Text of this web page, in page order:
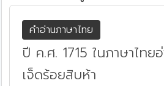
คำอ่านภาษาไทย
ปี ค.ศ. 1715 ในภาษาไท
เจ็ดร้อยสิบห้า